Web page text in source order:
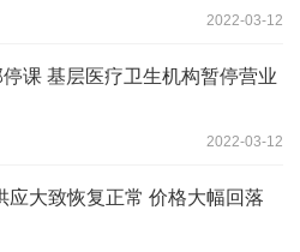
2022-03-12
课 基层医疗卫生机构暂停营业
2022-03-12
应大致恢复正常 价格大幅回落